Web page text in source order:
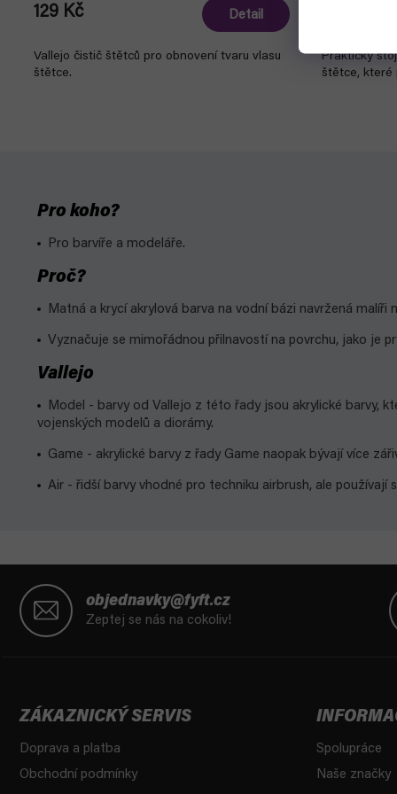
129 Kč Detail
Vallejo čistič štětců pro obnovení tvaru vlasu
štětce.
Praktický
štětce, které
Pro koho?
Pro barvíře a modeláře.
Proč?
Matná a krycí akrylová barva na vodní bázi navržená malíři
Vyznačuje se mimořádnou přilnavostí na povrchu, jako je
Vallejo
Model - barvy od Vallejo z této řady jsou akrylické barvy,
vojenských modelů a diorámy.
Game - akrylické barvy z řady Game naopak bývají více
Air - řidší barvy vhodné pro techniku airbrush, ale používají
objednavky@fyft.cz
Zeptej se nás na cokoliv!
ZÁKAZNICKÝ SERVIS
Doprava a platba
Obchodní podmínky
Spolupráce
Naše značky